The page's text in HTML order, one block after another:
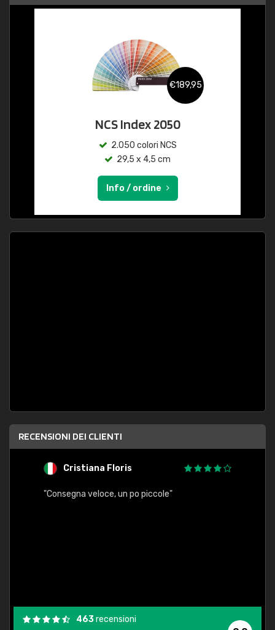
€189,95
NCS Index 2050
2.050 colori NCS
29,5 x 4,5 cm
Info / ordine
RECENSIONI DEI CLIENTI
Cristiana Floris
"Consegna veloce, un po piccole"
463recensioni